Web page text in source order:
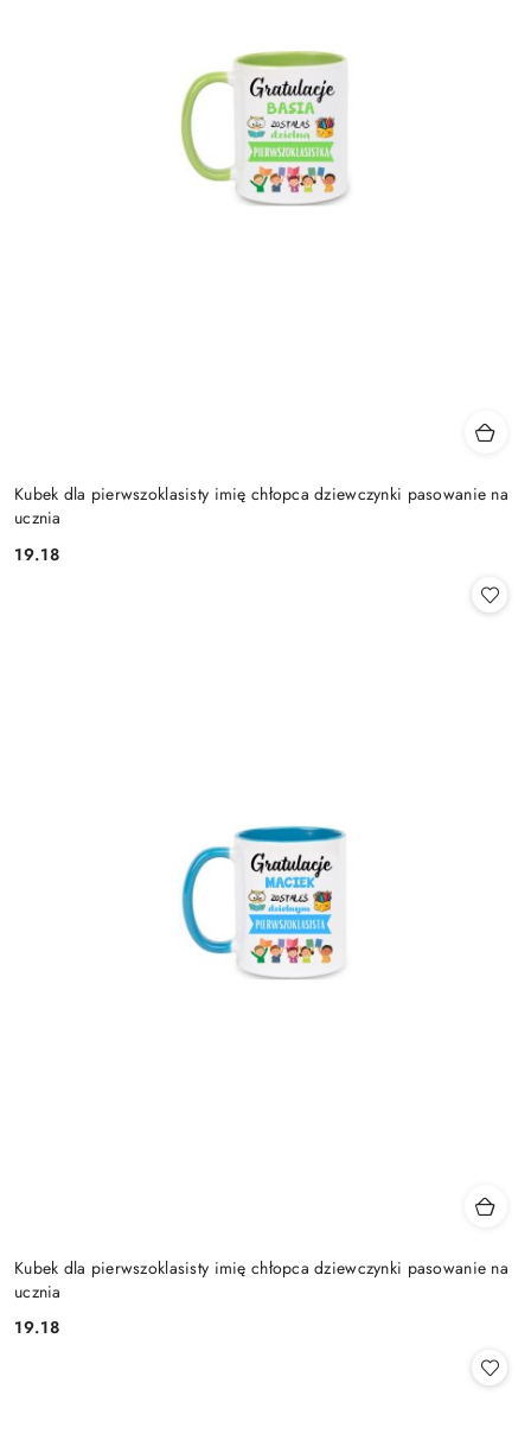
Kubek dla pierwszoklasisty imię chłopca dziewczynki pasowanie na
ucznia
Cena:
19.18
Kubek dla pierwszoklasisty imię chłopca dziewczynki pasowanie na
ucznia
Cena:
19.18